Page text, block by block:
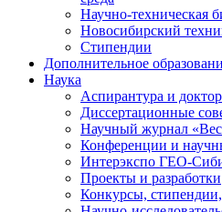
Научно-техническая
Новосибирский
Стипендии
Дополнительное
Наука
Аспирантура и
Диссертационные
Научный журнал
Конференции и
Интерэкспо ГЕО-
Проекты и разработки
Конкурсы,